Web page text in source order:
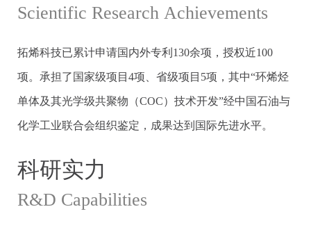
Scientific Research Achievements
拓烯科技已累计申请国内外专利130余项，授权近100
项。承担了国家级项目4项、省级项目5项，其中“环烯烃
单体及其光学级共聚物（COC）技术开发”经中国石油与
化学工业联合会组织鉴定，成果达到国际先进水平。
科研实力
R&D Capabilities